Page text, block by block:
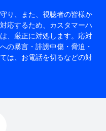
り、また、視聴者の皆様か
応するため、 カスタマーハ
、厳正に対処します。応対
の暴言・誹謗中傷・脅迫・
は、お電話を切るなどの対